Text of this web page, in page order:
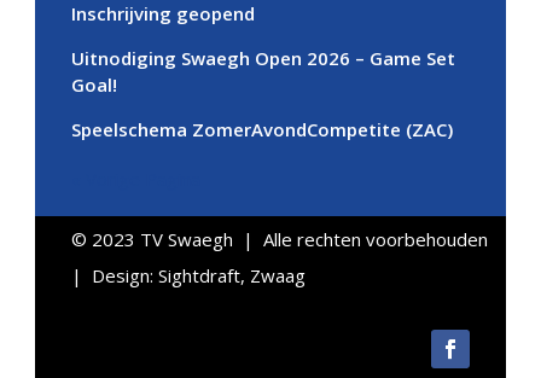
Inschrijving geopend
Uitnodiging Swaegh Open 2026 – Game Set
Goal!
Speelschema ZomerAvondCompetite (ZAC)
© 2023 TV Swaegh | Alle rechten voorbehouden
| Design: Sightdraft, Zwaag